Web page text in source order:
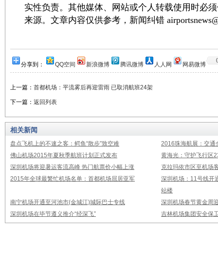
实性负责。其他媒体、网站或个人转载使用时必
来源。文章内容仅供参考，新闻纠错
分享到： QQ空间 新浪微博 腾讯微博 人人网 网易微博
上一篇： 首都机场：平流雾后再迎雷雨 已取消航班24架
下一篇： 返回列表
相关新闻
盘点飞机上的不速之客：鳄鱼“散步”致空难
2016珠海航展：交通
佛山机场2015年夏秋季航班计划正式发布
黄海光：守护飞行区
深圳机场将迎暑运客流高峰 热门航票价小幅上涨
克拉玛依市区至机场
2015年全球最繁忙机场名单：首都机场屈居亚军
深圳机场：11号线开
站楼
南宁机场开通至河池市(金城江)城际巴士专线
深圳机场春节黄金周
深圳机场在毕节遵义推介“经深飞”
吉林机场集团安全保